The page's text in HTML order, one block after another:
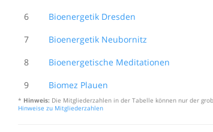
6 Bioenergetik Dresden
7 Bioenergetik Neubornitz
8 Bioenergetische Meditationen
9 Biomez Plauen
* Hinweis: Die Mitgliederzahlen in der Tabelle können nur der
Hinweise zu Mitgliederzahlen